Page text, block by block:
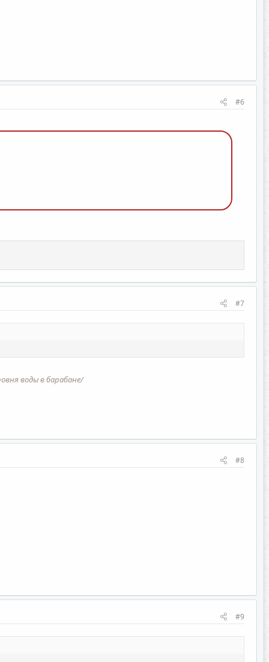
#6
#7
воды в барабане/
#8
#9